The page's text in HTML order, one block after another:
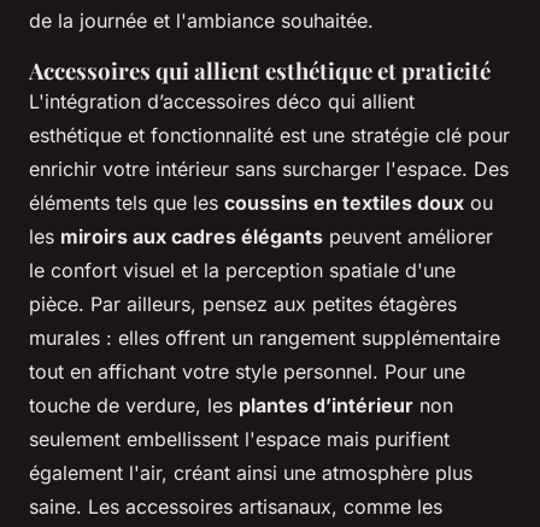
de la journée et l'ambiance souhaitée.
Accessoires qui allient esthétique et praticité
L'intégration d’accessoires déco qui allient
esthétique et fonctionnalité est une stratégie clé pour
enrichir votre intérieur sans surcharger l'espace. Des
éléments tels que les coussins en textiles doux ou
les miroirs aux cadres élégants peuvent améliorer
le confort visuel et la perception spatiale d'une
pièce. Par ailleurs, pensez aux petites étagères
murales : elles offrent un rangement supplémentaire
tout en affichant votre style personnel. Pour une
touche de verdure, les plantes d’intérieur non
seulement embellissent l'espace mais purifient
également l'air, créant ainsi une atmosphère plus
saine. Les accessoires artisanaux, comme les